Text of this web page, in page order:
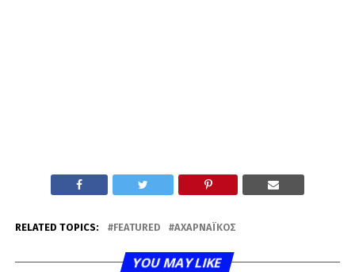
RELATED TOPICS: FEATURED ΑΧΑΡΝΑΪΚΌΣ
YOU MAY LIKE